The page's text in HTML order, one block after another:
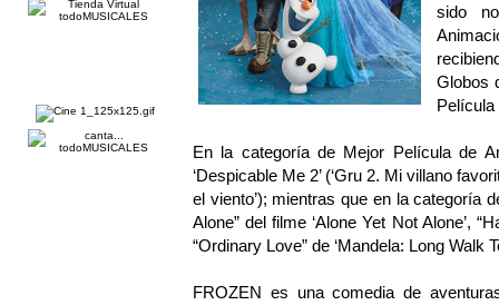
sido
Globos
Película
En la categoría de Mejor Película de
‘Despicable Me 2’ (‘Gru 2. Mi villano
el viento’); mientras que en la categoría
Alone” del filme ‘Alone Yet Not Alone’,
“Ordinary Love” de ‘Mandela: Long Walk
FROZEN es una comedia de